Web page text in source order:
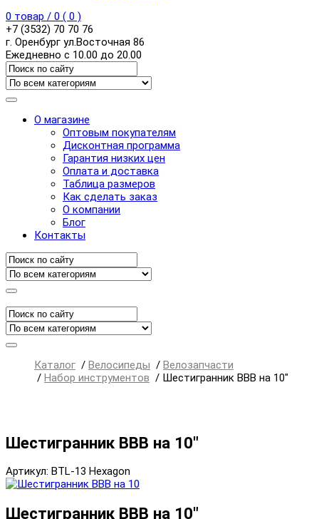
0 товар / 0 ( 0 )
+7 (3532) 70 70 76
г. Оренбург ул.Восточная 86
Ежедневно с 10.00 до 20.00
О магазине
Оптовым покупателям
Дисконтная программа
Гарантия низких цен
Оплата и доставка
Таблица размеров
Как сделать заказ
О компании
Блог
Контакты
Каталог / Велосипеды / Велозапчасти
/ Набор инструментов / Шестигранник BBB на 10"
Шестигранник BBB на 10"
Артикул: BTL-13 Hexagon
Шестигранник BBB на 10"